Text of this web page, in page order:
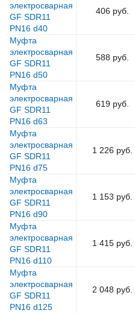
электросварная
GF SDR11
PN16 d40
406 руб.
Муфта
электросварная
GF SDR11
PN16 d50
588 руб.
Муфта
электросварная
GF SDR11
PN16 d63
619 руб.
Муфта
электросварная
GF SDR11
PN16 d75
1 226 руб.
Муфта
электросварная
GF SDR11
PN16 d90
1 153 руб.
Муфта
электросварная
GF SDR11
PN16 d110
1 415 руб.
Муфта
электросварная
GF SDR11
PN16 d125
2 048 руб.